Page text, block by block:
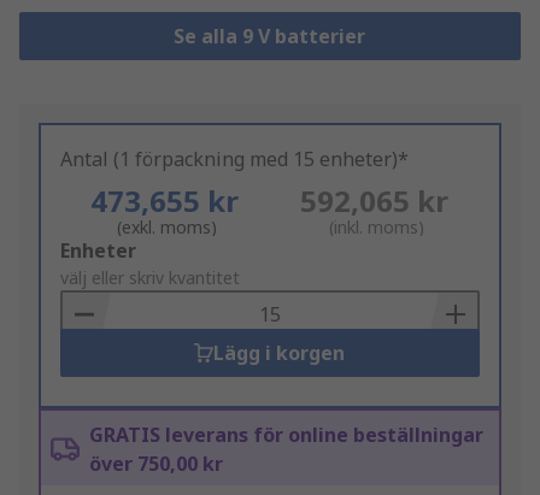
Se alla 9 V batterier
Antal (1 förpackning med 15 enheter)*
473,655 kr
(exkl. moms)
592,065 kr
(inkl. moms)
Add
to
Basket
Enheter
välj eller skriv kvantitet
Lägg i korgen
GRATIS leverans för online beställningar
över 750,00 kr